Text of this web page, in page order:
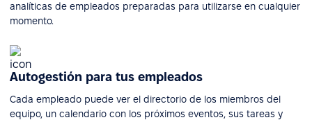
analíticas de empleados preparadas para utilizarse en cualquier
momento.
Autogestión para tus empleados
Cada empleado puede ver el directorio de los miembros del
equipo, un calendario con los próximos eventos, sus tareas y